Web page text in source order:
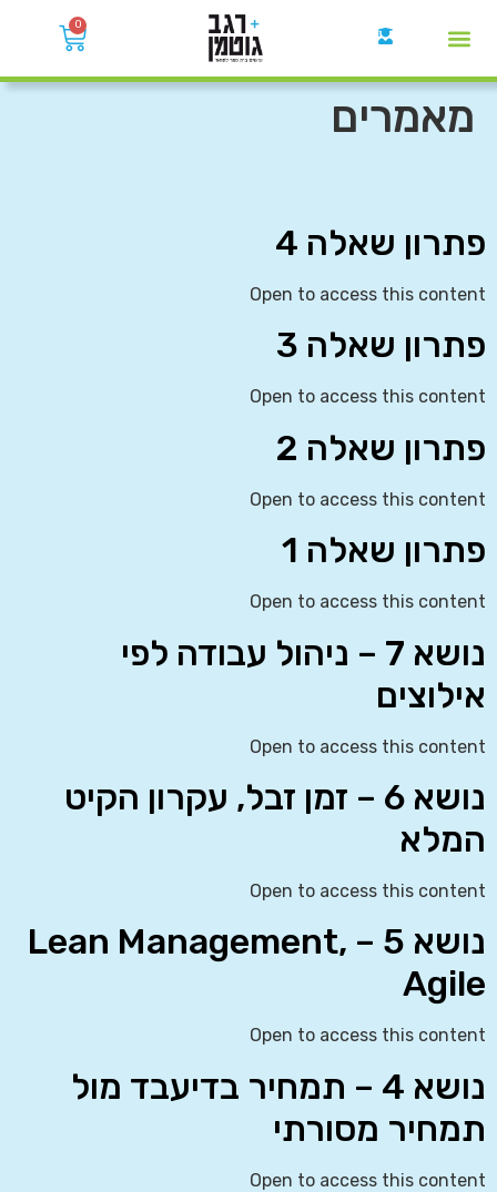
0
מאמרים
פתרון שאלה 4
Open to access this content
פתרון שאלה 3
Open to access this content
פתרון שאלה 2
Open to access this content
פתרון שאלה 1
Open to access this content
נושא 7 – ניהול עבודה לפי
אילוצים
Open to access this content
נושא 6 – זמן זבל, עקרון הקיט
המלא
Open to access this content
נושא 5 – Lean Management,
Agile
Open to access this content
נושא 4 – תמחיר בדיעבד מול
תמחיר מסורתי
Open to access this content